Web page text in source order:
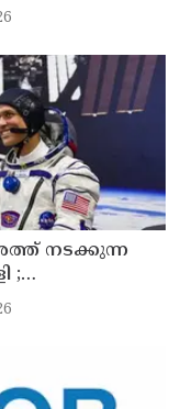
നടക്കുന്ന
;
അനിൽ